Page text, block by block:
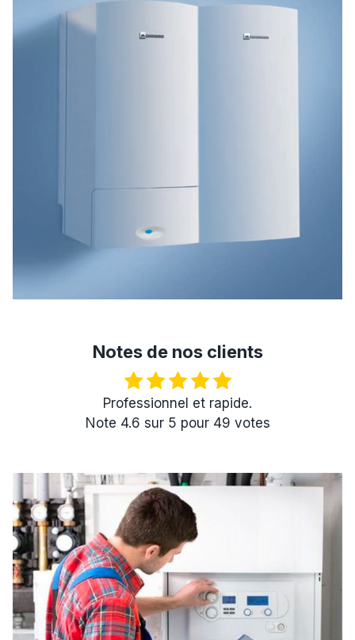
Notes de nos clients
Professionnel et rapide.
Note 4.6 sur 5 pour 49 votes